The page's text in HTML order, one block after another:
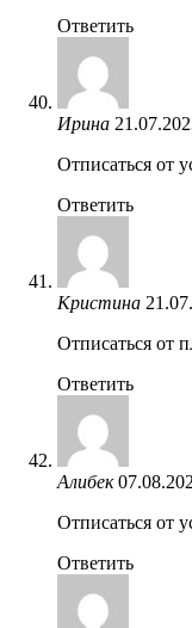
Ответить
Ирина
Отписаться от
Ответить
Кристина
Отписаться от
Ответить
Алибек
Отписаться от
Ответить